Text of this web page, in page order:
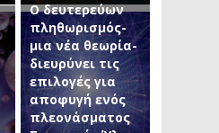
Ο δευτερεύων
πληθωρισμός-
μια νέα θεωρία-
διευρύνει τις
επιλογές για
αποφυγή ενός
πλεονάσματος